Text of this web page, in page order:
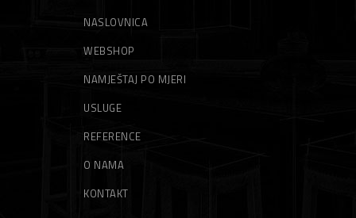
NASLOVNICA
WEBSHOP
NAMJEŠTAJ PO MJERI
USLUGE
REFERENCE
O NAMA
KONTAKT